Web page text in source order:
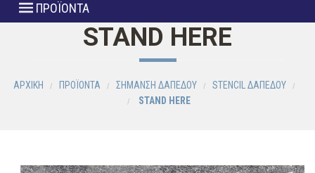
ΠΡΟΪΟΝΤΑ
STAND HERE
ΑΡΧΙΚΗ ΠΡΟΪΟΝΤΑ ΣΗΜΑΝΣΗ ΔΑΠΕΔΟΥ
STENCIL ΔΑΠΕΔΟΥ
STAND HERE